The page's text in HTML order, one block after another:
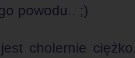
powodu.. ;)
cholernie